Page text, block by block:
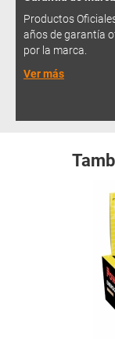
Productos
años de garantía
por la marca.
Ver más